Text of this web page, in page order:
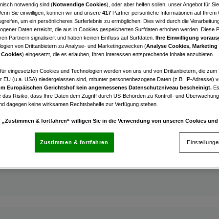
Honorarfreie Erstbezugs-Premium-
WEIZ - der ideale Standort für Büros, Praxen und
Honorarfreie Erstbezugs-Premium-
WEIZ - der ideale Standort für Büros, Praxen und
notwendig sind (Notwendige Cookies), oder aber helfen sollen, unser Angebot für
Sie einwilligen, können wir und unsere 417 Partner persönliche Informationen auf Ihrem
um ein persönlicheres Surferlebnis zu ermöglichen. Dies wird durch die
Daten erreicht, die aus in Cookies gespeicherten Surfdaten erhoben werden. Diese
Partnern signalisiert und haben keinen Einfluss auf Surfdaten. Ihre Einwilligung
von Drittanbietern zu Analyse- und Marketingzwecken (Analyse Cookies, Marketing
) eingesetzt, die es erlauben, Ihren Interessen entsprechende Inhalte anzubieten.
eingesetzten Cookies und Technologien werden von uns und von Drittanbietern, die zum
EU (u.a. USA) niedergelassen sind, mitunter personenbezogene Daten (z.B. IP-Adresse)
Europäischen Gerichtshof kein angemessenes Datenschutzniveau bescheinigt.
das Risiko, dass Ihre Daten dem Zugriff durch US-Behörden zu Kontroll- und
dagegen keine wirksamen Rechtsbehelfe zur Verfügung stehen.
„Zustimmen & fortfahren“ willigen Sie in die Verwendung von unseren Cookies und
die sich auf jeder Seite unten im Footer befinden.
Zustimmen & fortfahren